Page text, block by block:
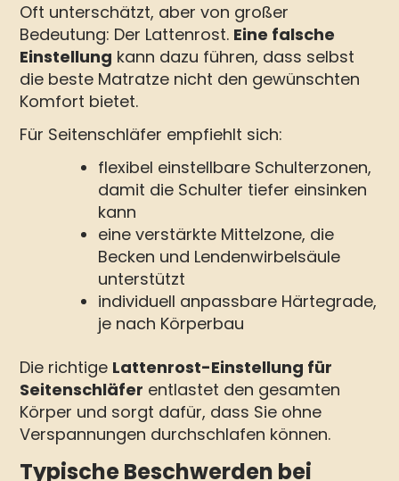
Oft unterschätzt, aber von großer
Bedeutung: Der Lattenrost. Eine falsche
Einstellung kann dazu führen, dass selbst
die beste Matratze nicht den gewünschten
Komfort bietet.
Für Seitenschläfer empfiehlt sich:
flexibel einstellbare Schulterzonen,
damit die Schulter tiefer einsinken
kann
eine verstärkte Mittelzone, die
Becken und Lendenwirbelsäule
unterstützt
individuell anpassbare Härtegrade,
je nach Körperbau
Die richtige Lattenrost-Einstellung für
Seitenschläfer entlastet den gesamten
Körper und sorgt dafür, dass Sie ohne
Verspannungen durchschlafen können.
Typische Beschwerden bei